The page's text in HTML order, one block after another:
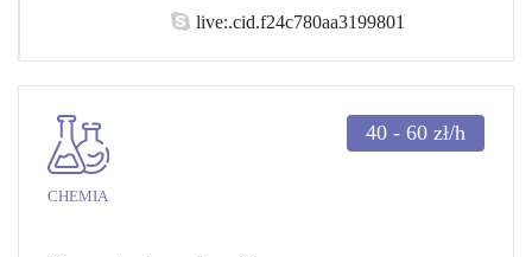
live:.cid.f24c780aa3199801
CHEMIA
40 - 60 zł/h